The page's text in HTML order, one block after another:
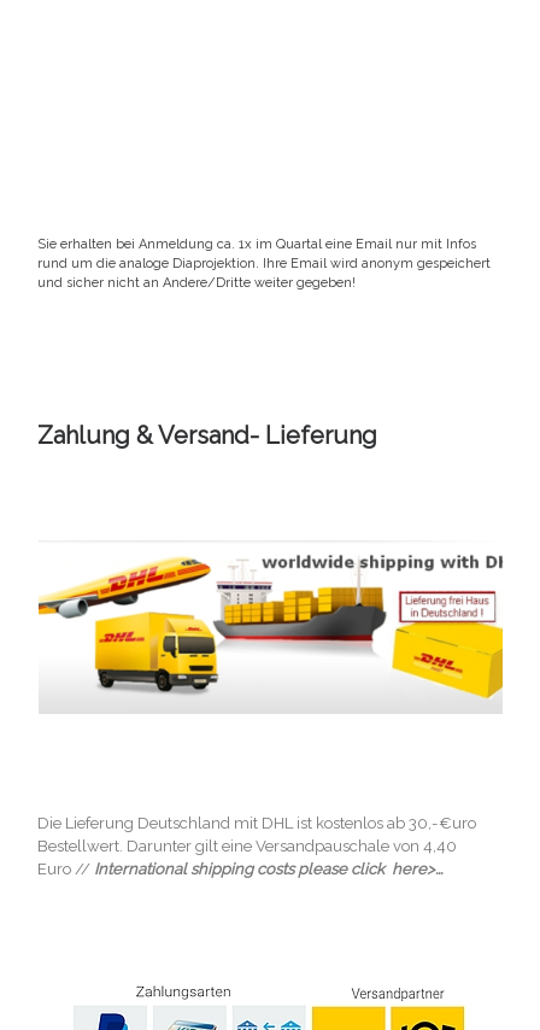
Sie erhalten bei Anmeldung ca. 1x im Quartal eine Email nur mit Infos
rund um die analoge Diaprojektion. Ihre Email wird anonym gespeichert
und sicher nicht an Andere/Dritte weiter gegeben!
Zahlung & Versand- Lieferung
Die Lieferung Deutschland mit DHL ist kostenlos ab 30,-€uro
Bestellwert. Darunter gilt eine Versandpauschale von 4,40
Euro // International shipping costs please click here>...